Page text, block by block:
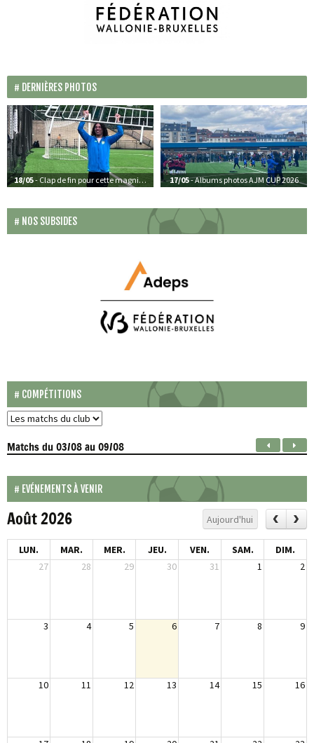
DERNIÈRES PHOTOS
18/05- Clap de fin pour cette magnifique édition de l’AJM CUP 2026 17/05- Albums photos AJM CUP 2026
NOS SUBSIDES
COMPÉTITIONS
Matchsdu 03/08 au 09/08
EVÉNEMENTS À VENIR
Août 2026 Aujourd'hui
LUN. MAR. MER. JEU. VEN. SAM.
DIM.
27
28 29 30 31 1 2
3 4 5 6 7 8 9
10 11 12 13 14 15 16